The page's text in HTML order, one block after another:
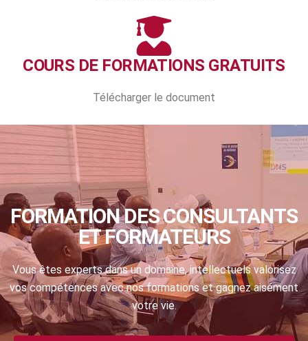
COURS DE FORMATIONS GRATUITS
Télécharger le document
FORMATION DES CONSULTANTS
ET FORMATEURS
Vous êtes experts dans un domaine, intellectuels valorisez
vos compétences avec nos formations et gagnez aisément
votre vie.